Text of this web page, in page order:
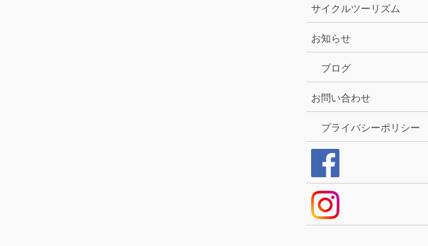
サイクルツーリズム
お知らせ
ブログ
お問い合わせ
プライバシーポリシー